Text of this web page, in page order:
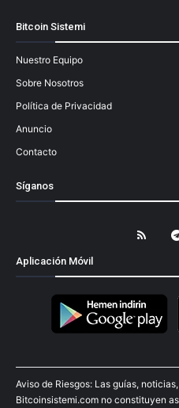
Bitcoin Sistemi
Nuestro Equipo
Sobre Nosotros
Política de Privacidad
Anuncio
Contacto
Síganos
Aplicación Móvil
Aviso de Riesgos: Las guías,
Bitcoinsistemi.com no constituyen